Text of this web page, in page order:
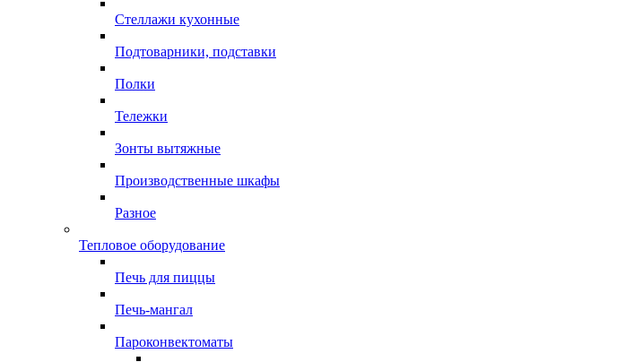
Стеллажи кухонные
Подтоварники, подставки
Полки
Тележки
Зонты вытяжные
Производственные шкафы
Разное
Тепловое оборудование
Печь для пиццы
Печь-мангал
Пароконвектоматы